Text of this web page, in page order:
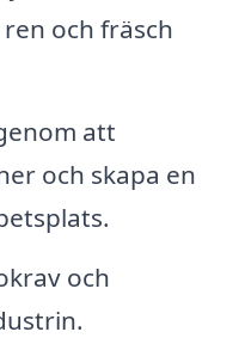
och fräsch
att
och skapa en
och